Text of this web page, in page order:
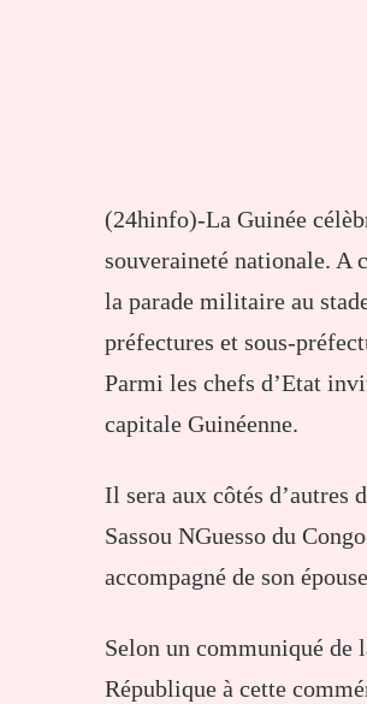
(24hinfo)-La Guinée
souveraineté nationale. A
la parade militaire au
préfectures et sous-
Parmi les chefs d’Etat
capitale Guinéenne.
Il sera aux côtés d’autres
Sassou NGuesso du
accompagné de son
Selon un communiqué de
République à cette